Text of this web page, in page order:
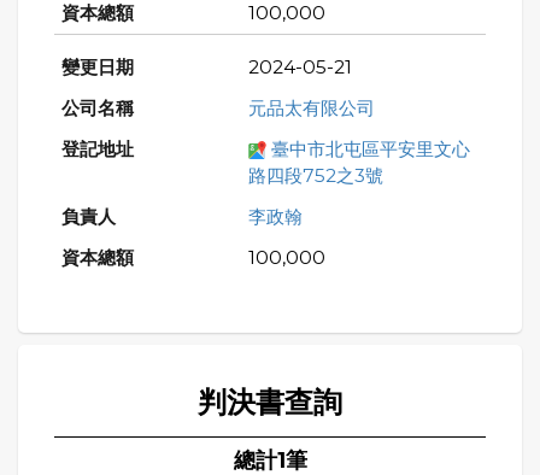
100,000
2024-05-21
元品太有限公司
臺中市北屯區平安里文心
路四段752之3號
李政翰
100,000
判決書查詢
總計1筆